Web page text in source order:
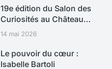
19e édition du Salon des
Curiosités au Château…
14 mai 2026
Le pouvoir du cœur :
Isabelle Bartoli